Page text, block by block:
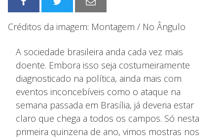
Créditos da imagem: Montagem / No Ângulo
A sociedade brasileira anda cada vez mais
doente. Embora isso seja costumeiramente
diagnosticado na política, ainda mais com
eventos inconcebíveis como o ataque na
semana passada em Brasília, já deveria estar
claro que chega a todos os campos. Só nesta
primeira quinzena de ano, vimos mostras nos